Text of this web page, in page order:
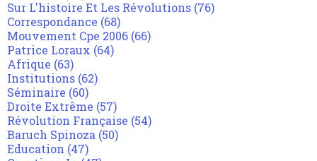
Sur L'histoire Et Les Révolutions (76)
Correspondance (68)
Mouvement Cpe 2006 (66)
Patrice Loraux (64)
Afrique (63)
Institutions (62)
Séminaire (60)
Droite Extrême (57)
Révolution Française (54)
Baruch Spinoza (50)
Education (47)